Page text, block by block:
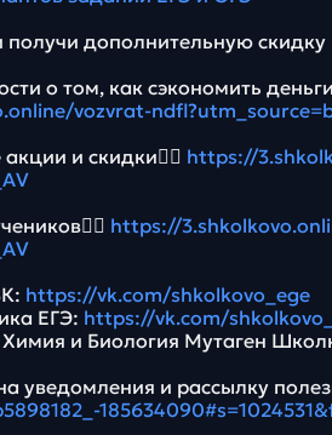
получи дополнительную скидку
о том, как сэкономить
vozvrat-
и скидки👉🏻 https://
https://
https://vk.com/shkolkovo_ege
ЕГЭ: https://vk.com/
и Биология Мутаген
уведомления и рассылку